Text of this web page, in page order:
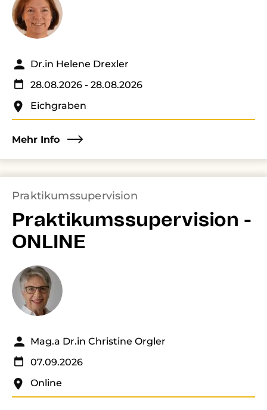
Dr.in Helene Drexler
28.08.2026 - 28.08.2026
Eichgraben
Mehr Info
Praktikumssupervision
Praktikumssupervision -
ONLINE
Mag.a Dr.in Christine Orgler
07.09.2026
Online